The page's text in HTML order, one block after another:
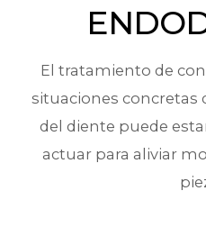
El tratamiento de
situaciones concretas
del diente puede
actuar para aliviar